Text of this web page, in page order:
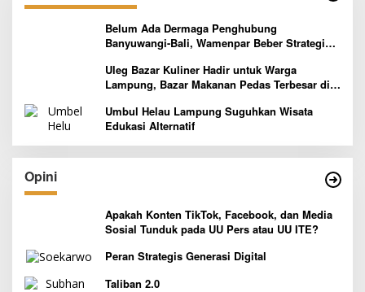
Belum Ada Dermaga Penghubung
Banyuwangi-Bali, Wamenpar Beber Strategi
Uleg Bazar Kuliner Hadir untuk Warga
Lampung, Bazar Makanan Pedas Terbesar di
Umbul Helau Lampung Suguhkan Wisata
Edukasi Alternatif
Opini
Apakah Konten TikTok, Facebook, dan Media
Sosial Tunduk pada UU Pers atau UU ITE?
Peran Strategis Generasi Digital
Taliban 2.0